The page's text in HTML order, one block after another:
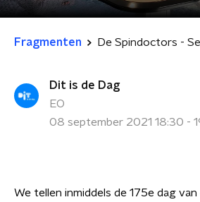
Fragmenten
Dit is de Dag
EO
08 september 2021 18:30 -
We tellen inmiddels de 175e dag